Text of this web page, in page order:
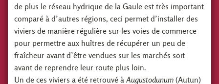
de plus le réseau hydrique de la Gaule est très important
comparé à d’autres régions, ceci permet d’installer des
viviers de manière régulière sur les voies de commerce
pour permettre aux huîtres de récupérer un peu de
fraîcheur avant d’être vendues sur les marchés soit
avant de reprendre leur route plus loin.
Un de ces viviers a été retrouvé àAugustodunum (Autun)